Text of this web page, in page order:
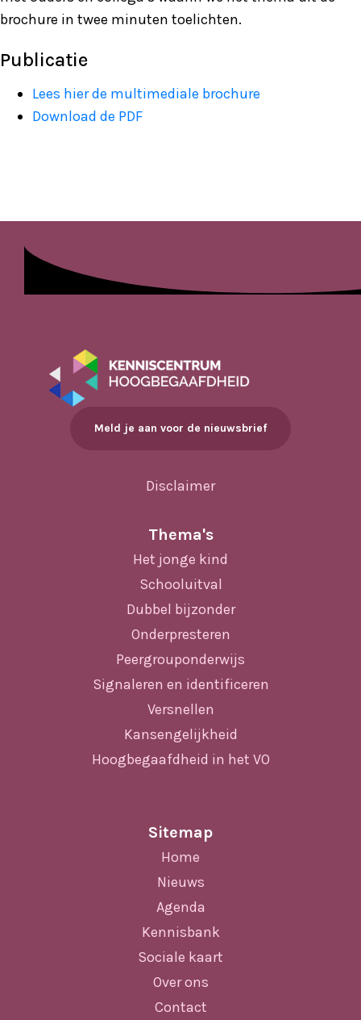
brochure in twee minuten toelichten.
Publicatie
Lees hier de multimediale brochure
Download de PDF
Meld je aan voor de nieuwsbrief
Disclaimer
Thema's
Het jonge kind
Schooluitval
Dubbel bijzonder
Onderpresteren
Peergrouponderwijs
Signaleren en identificeren
Versnellen
Kansengelijkheid
Hoogbegaafdheid in het VO
Sitemap
Home
Nieuws
Agenda
Kennisbank
Sociale kaart
Over ons
Contact